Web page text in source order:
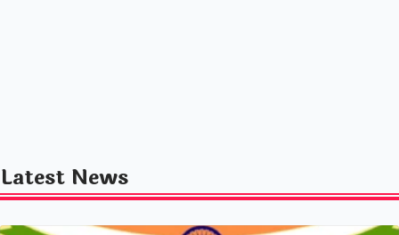
Latest News